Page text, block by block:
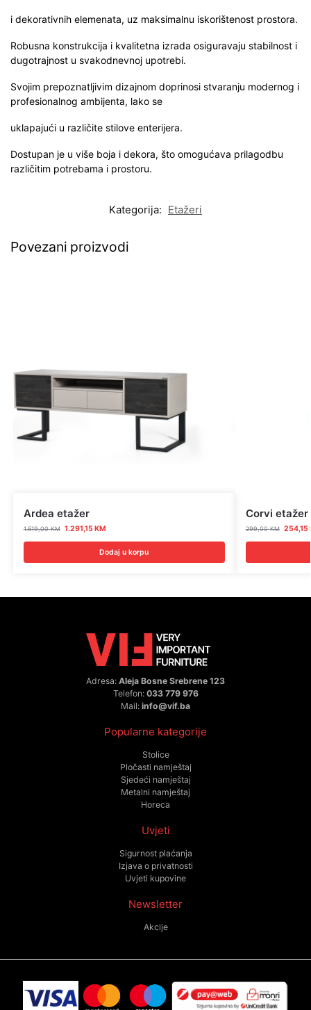
i dekorativnih elemenata, uz maksimalnu iskorištenost prostora.
Robusna konstrukcija i kvalitetna izrada osiguravaju stabilnost i
dugotrajnost u svakodnevnoj upotrebi.
Svojim prepoznatljivim dizajnom doprinosi stvaranju modernog i
profesionalnog ambijenta, lako se
uklapajući u različite stilove enterijera.
Dostupan je u više boja i dekora, što omogućava prilagodbu
različitim potrebama i prostoru.
Kategorija: Etažeri
Povezani proizvodi
Ardea etažer
1.519,00KM 1.291,15KM
Dodaj u korpu
Corvi etažer
299,00KM 254,15
Adresa: Aleja Bosne Srebrene 123
Telefon: 033 779 976
Mail: info@vif.ba
Popularne kategorije
Stolice
Pločasti namještaj
Sjedeći namještaj
Metalni namještaj
Horeca
Uvjeti
Sigurnost plaćanja
Izjava o privatnosti
Uvjeti kupovine
Newsletter
Akcije